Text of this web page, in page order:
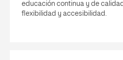
educación continua y de
flexibilidad y accesibilidad.